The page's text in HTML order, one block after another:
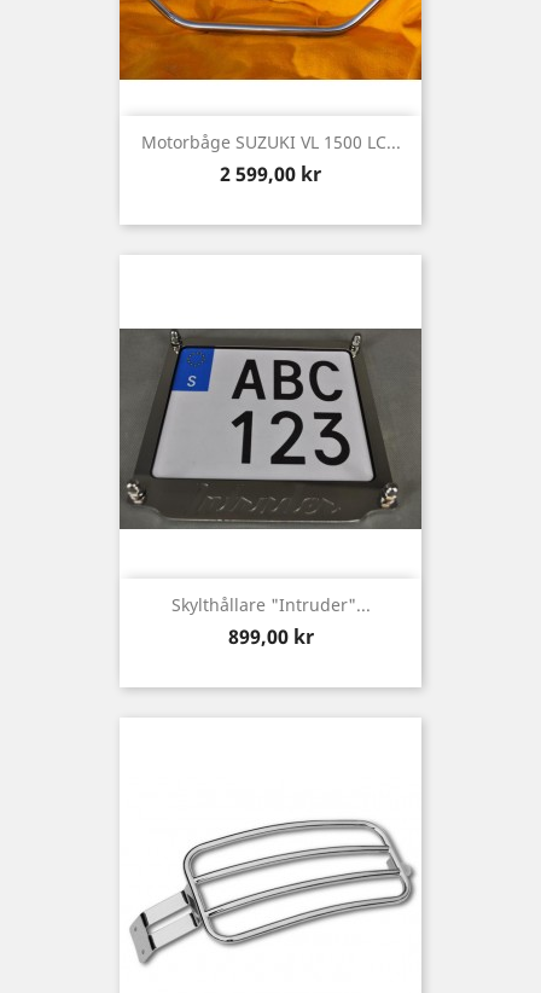
Motorbåge SUZUKI VL 1500 LC...
Pris
2 599,00 kr
Skylthållare "Intruder"...
Pris
899,00 kr